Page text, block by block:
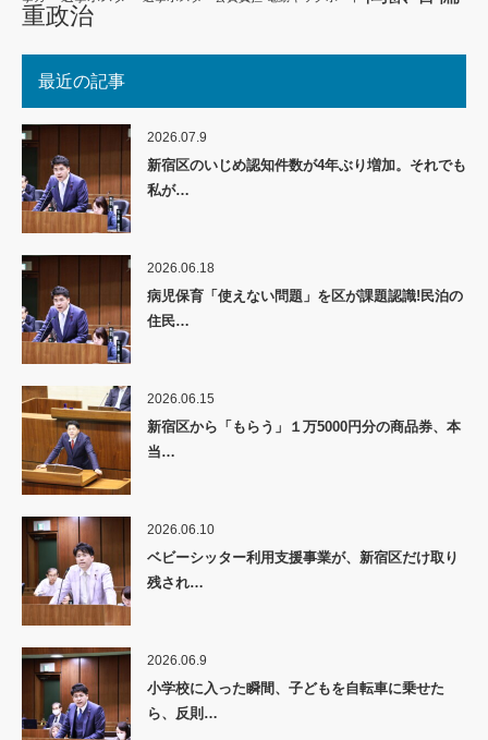
重政治
最近の記事
2026.07.9
新宿区のいじめ認知件数が4年ぶり増加。それでも
私が…
2026.06.18
病児保育「使えない問題」を区が課題認識!民泊の
住民…
2026.06.15
新宿区から「もらう」１万5000円分の商品券、本
当…
2026.06.10
ベビーシッター利用支援事業が、新宿区だけ取り
残され…
2026.06.9
小学校に入った瞬間、子どもを自転車に乗せた
ら、反則…